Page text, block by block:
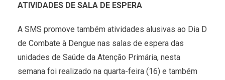
ATIVIDADES DE SALA DE ESPERA
A SMS promove também atividades alusivas ao Dia D
de Combate à Dengue nas salas de espera das
unidades de Saúde da Atenção Primária, nesta
semana foi realizado na quarta-feira (16) e também